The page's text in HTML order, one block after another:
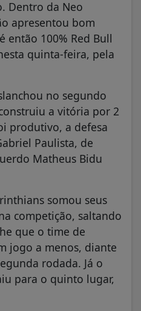
Dentro da Neo
apresentou bom
então 100% Red Bull
quinta-feira, pela
no segundo
a vitória por 2
produtivo, a defesa
Paulista, de
Matheus Bidu
somou seus
competição, saltando
que o time de
jogo a menos, diante
rodada. Já o
para o quinto lugar,